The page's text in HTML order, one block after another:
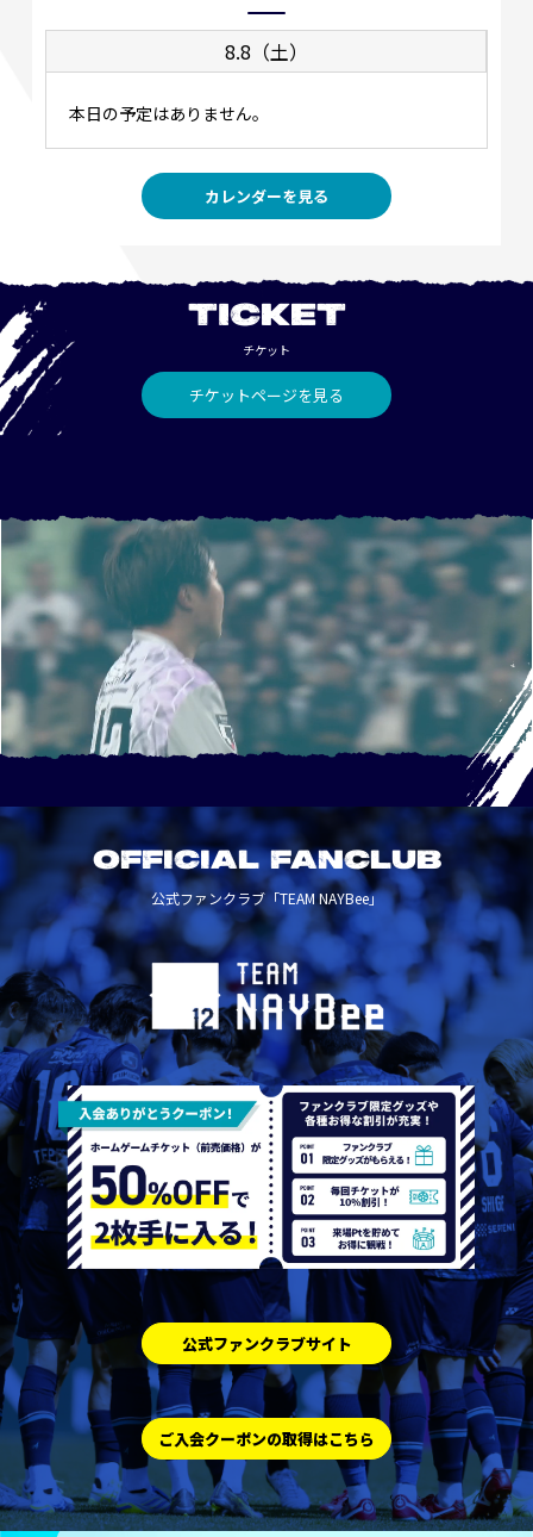
8.8（土）
本日の予定はありません。
カレンダーを見る
TICKET
チケット
チケットページを見る
OFFICIAL FANCLUB
公式ファンクラブ「TEAM NAYBee」
公式ファンクラブサイト
ご入会クーポンの取得はこちら